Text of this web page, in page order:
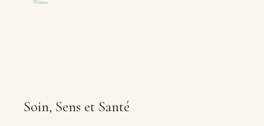
Soin, Sens et Santé